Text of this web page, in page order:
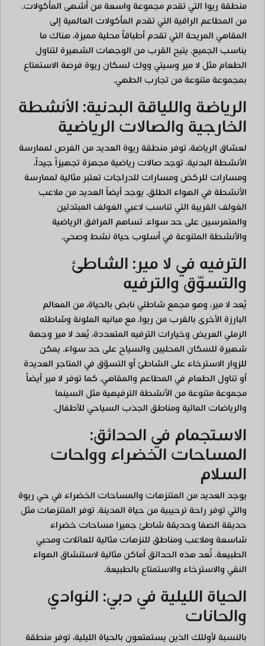
منطقة ريوا التي تقدم مجموعة واسعة من أشهى المأكولات.
من المطاعم الراقية التي تقدم المأكولات العالمية إلى
المقاهي المريحة التي تقدم أطباقاً محلية مميزة، هناك ما
يناسب الجميع. يتيح القرب من الوجهات الشهيرة لتناول
الطعام مثل لا مير وسيتي ووك لسكان ريوة فرصة الاستمتاع
بمجموعة متنوعة من تجارب الطهي.
الرياضة واللياقة البدنية: الأنشطة
الخارجية والصالات الرياضية
لعشاق الرياضة، توفر منطقة ريوة العديد من الفرص لممارسة
الأنشطة البدنية. توجد صالات رياضية مجهزة تجهيزاً جيداً،
ومسارات للركض ومسارات للدراجات تعتبر مثالية لممارسة
الأنشطة في الهواء الطلق. يوجد أيضاً العديد من ملاعب
الغولف القريبة التي تناسب لاعبي الغولف المبتدئين
والمتمرسين على حد سواء. تساهم المرافق الرياضية
والأنشطة المتنوعة في أسلوب حياة نشط وصحي.
الترفيه في لا مير: الشاطئ
والتسوّق والترفيه
يُعد لا مير، وهو مجمع شاطئي نابض بالحياة، من المعالم
البارزة الأخرى بالقرب من ريوا. مع مبانيه الملونة وشاطئه
الرملي العريض وخيارات الترفيه المتعددة، يُعد لا مير وجهة
شهيرة للسكان المحليين والسياح على حد سواء. يمكن
للزوار الاسترخاء على الشاطئ أو التسوّق في المتاجر العديدة
أو تناول الطعام في المطاعم والمقاهي. كما توفر لا مير أيضاً
مجموعة متنوعة من الأنشطة الترفيهية مثل السينما
والرياضات المائية ومناطق الجذب السياحي للأطفال.
الاستجمام في الحدائق:
المساحات الخضراء وواحات
السلام
يوجد العديد من المتنزهات والمساحات الخضراء في حي ريوة
والتي توفر راحة ترحيبية من حياة المدينة. توفر المتنزهات مثل
حديقة الصفا وحديقة شاطئ جميرا مساحات خضراء
شاسعة وملاعب ومناطق للنزهات مثالية للعائلات ومحبي
الطبيعة. تُعد هذه الحدائق أماكن مثالية لاستنشاق الهواء
النقي والاسترخاء والاستمتاع بالطبيعة.
الحياة الليلية في دبي: النوادي
والحانات
بالنسبة لأولئك الذين يستمتعون بالحياة الليلية، توفر منطقة